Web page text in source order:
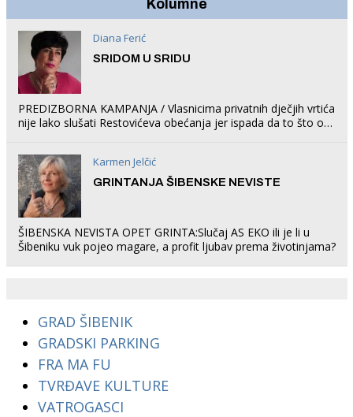
Kolumne
Diana Ferić
SRIDOM U SRIDU
PREDIZBORNA KAMPANJA / Vlasnicima privatnih dječjih vrtića
nije lako slušati Restovićeva obećanja jer ispada da to što oni
Karmen Jelčić
GRINTANJA ŠIBENSKE NEVISTE
ŠIBENSKA NEVISTA OPET GRINTA:Slučaj AS EKO ili je li u
Šibeniku vuk pojeo magare, a profit ljubav prema životinjama?
GRAD ŠIBENIK
GRADSKI PARKING
FRA MA FU
TVRĐAVE KULTURE
VATROGASCI